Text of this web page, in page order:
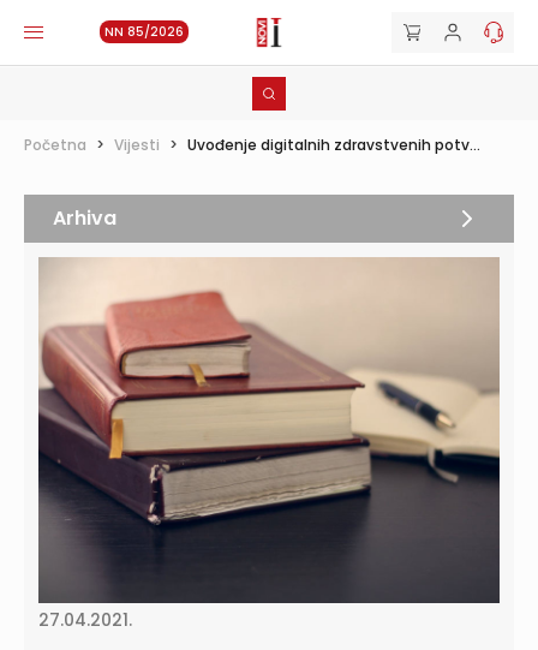
NN 85/2026
Početna > Vijesti > Uvođenje digitalnih zdravstvenih potv...
27.04.2021.
Arhiva